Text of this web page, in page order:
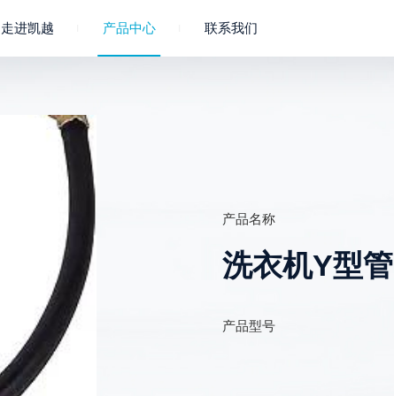
走进凯越 产品中心 联系我们
公司概况 成员企业 企业文化 凯越荣誉
聚氯乙烯 淋浴软管
联系我们
产品名称
洗衣机Y型管
产品型号